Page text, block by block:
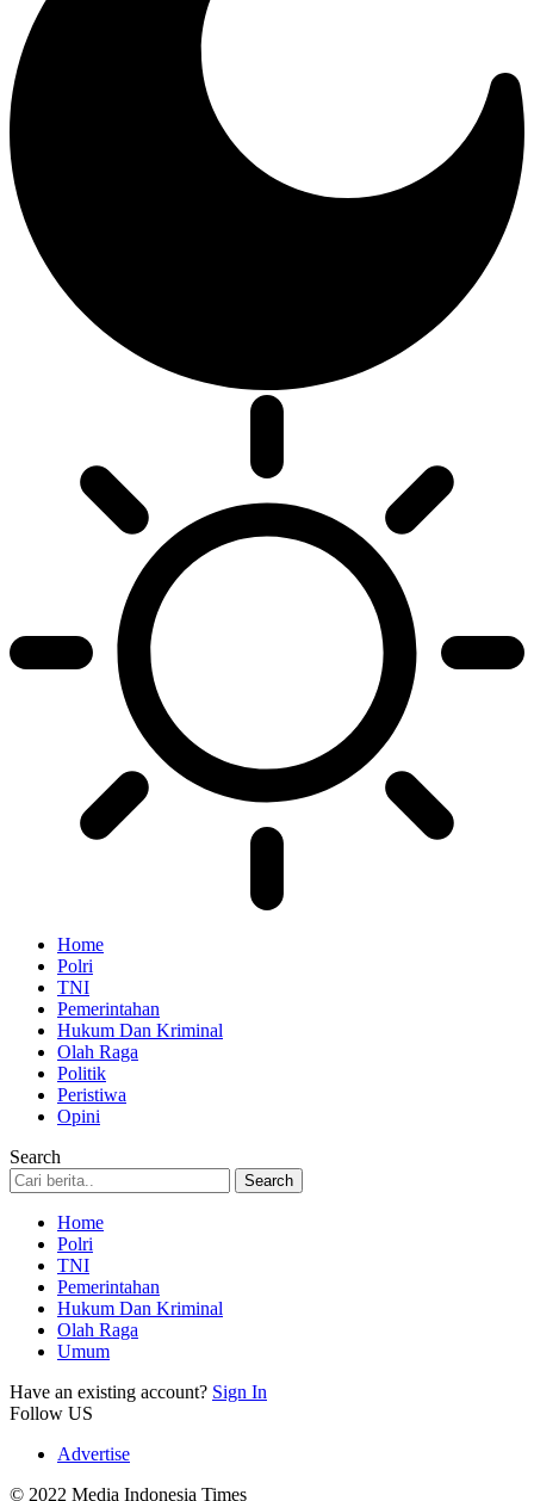
Home
Polri
TNI
Pemerintahan
Hukum Dan Kriminal
Olah Raga
Politik
Peristiwa
Opini
Search
Home
Polri
TNI
Pemerintahan
Hukum Dan Kriminal
Olah Raga
Umum
Have an existing account? Sign In
Follow US
Advertise
© 2022 Media Indonesia Times